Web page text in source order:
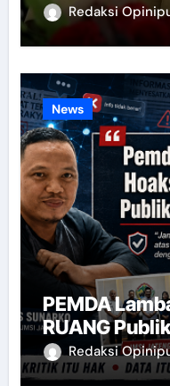
Redaksi
News
PEMDA
RUANG Publik
Redaksi